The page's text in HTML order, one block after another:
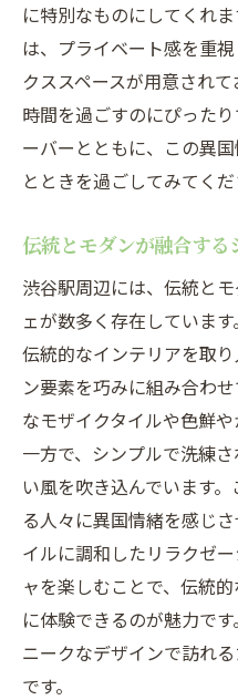
に特別なものにしてくれ
は、プライベート感を重
クススペースが用意され
時間を過ごすのにぴった
ーバーとともに、この異
とときを過ごしてみてくだ
伝統とモダンが融合する
渋谷駅周辺には、伝統と
ェが数多く存在していま
伝統的なインテリアを取
ン要素を巧みに組み合わ
なモザイクタイルや色鮮
一方で、シンプルで洗練
い風を吹き込んでいます
る人々に異国情緒を感じ
イルに調和したリラクゼ
ャを楽しむことで、伝統
に体験できるのが魅力で
ニークなデザインで訪れ
です。